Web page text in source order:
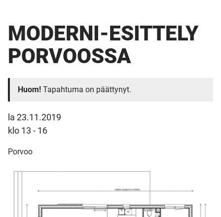
MODERNI-ESITTELY
PORVOOSSA
Huom! Tapahtuma on päättynyt.
la 23.11.2019
klo 13 - 16
Porvoo